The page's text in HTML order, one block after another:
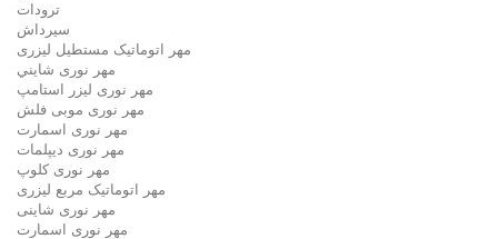
ترودات
سیرداش
مهر اتوماتیک مستطیل لیزری
مهر نوری شايني
مهر نوری لیزر استامپ
مهر نوری موبی فلش
مهر نوری اسمارت
مهر نوری ديپلمات
مهر نوری کلوپ
مهر اتوماتیک مربع لیزری
مهر نوری شاینی
مهر نوری اسمارت